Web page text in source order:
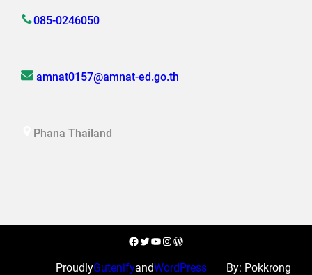
085-0246050
amnat0157@amnat-ed.go.th
Phana Thailand
Facebook
Twitter
YouTube
Instagram
WordPress
ProudlyGutenifyandWordPress
By: Pokkrong